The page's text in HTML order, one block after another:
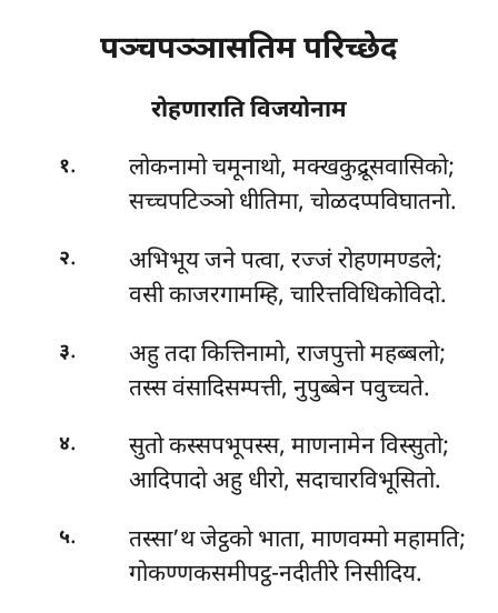
पञ्चपञ्ञासतिम परिच्छेद
रोहणाराति विजयोनाम
१.
लोकनामो चमूनाथो, मक्खकुद्रूसवासिको;
सच्चपटिञ्ञो धीतिमा, चोळदप्पविघातनो.
२.
अभिभूय जने पत्वा, रज्जं रोहणमण्डले;
वसी काजरगामम्हि, चारित्तविधिकोविदो.
३.
अहु तदा कित्तिनामो, राजपुत्तो महब्बलो;
तस्स वंसादिसम्पत्ती, नुपुब्बेन पवुच्चते.
४.
सुतो कस्सपभूपस्स, माणनामेन विस्सुतो;
आदिपादो अहु धीरो, सदाचारविभूसितो.
५. तस्सा’थजेट्ठको भाता, माणवम्मो महामति;
गोकण्णकसमीपट्ठ-नदीतीरे निसीदिय.